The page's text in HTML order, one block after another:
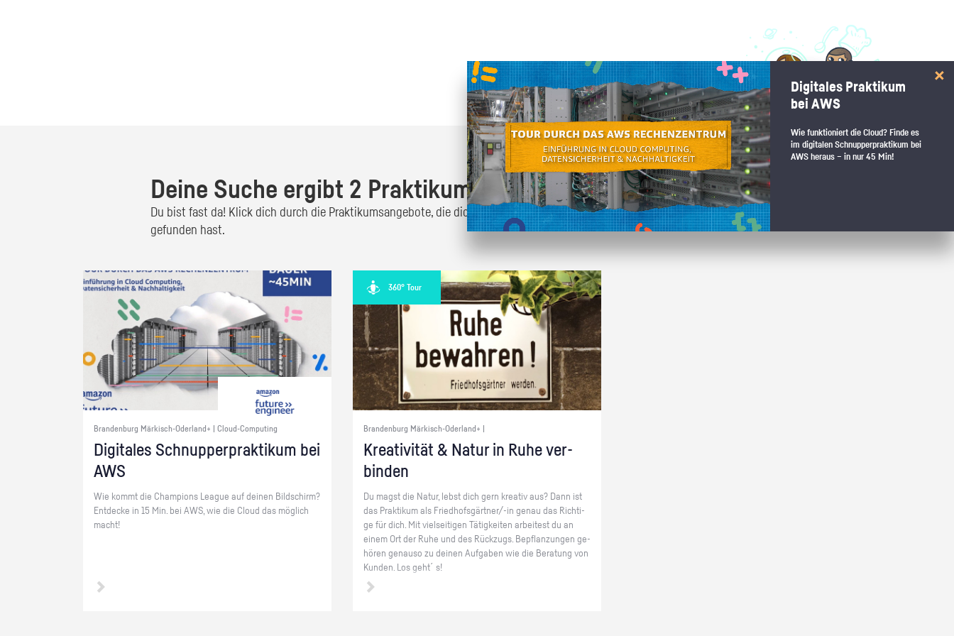
Oder finde heraus was dich interessiert:
zum Stärkentest.
Deine Suche ergibt 2 Praktikumsangebote!
Du bist fast da! Klick dich durch die Praktikumsangebote, die dich interessieren und bewirb dich wenn du den passenden Platz
gefunden hast.
Brandenburg Märkisch-Oderland+ | Cloud-Computing
Di­gi­ta­les Schnup­per­prak­ti­kum bei
AWS
Wie kommt die Cham­pi­ons Le­ague auf dei­nen Bild­schirm?
Ent­de­cke in 15 Min. bei AWS, wie die Cloud das mög­lich
macht!
360° Tour
Brandenburg Märkisch-Oderland+ |
Krea­ti­vi­tät & Natur in Ruhe ver­
bin­den
Du magst die Natur, lebst dich gern krea­tiv aus? Dann ist
das Prak­ti­kum als Fried­hofs­gärt­ner/-in genau das Rich­ti­
ge für dich. Mit viel­sei­ti­gen Tä­tig­kei­ten ar­bei­test du an
einem Ort der Ruhe und des Rück­zugs. Be­pflan­zun­gen ge­
hö­ren ge­nau­so zu dei­nen Auf­ga­ben wie die Be­ra­tung von
Kun­den. Los geht´s!
Digitales Praktikum
bei AWS
Wie funktioniert die Cloud? Finde es
im digitalen Schnupperpraktikum bei
AWS heraus – in nur 45 Min!